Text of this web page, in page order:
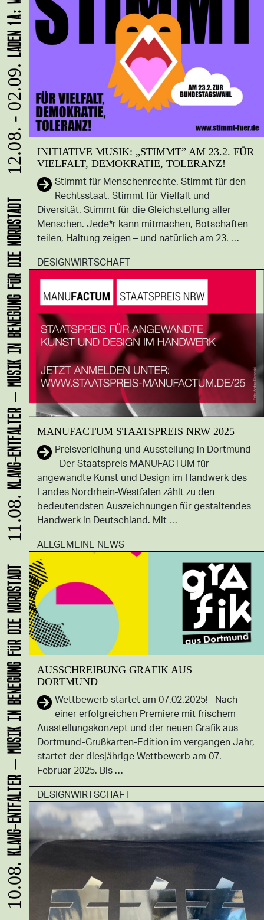
INITIATIVE MUSIK: „STIMMT” AM 23.2. FÜR
VIELFALT, DEMOKRATIE, TOLERANZ!
Stimmt für Menschenrechte. Stimmt für den
Rechtsstaat. Stimmt für Vielfalt und
Diversität. Stimmt für die Gleichstellung aller
Menschen. Jede*r kann mitmachen, Botschaften
teilen, Haltung zeigen – und natürlich am 23. …
DESIGNWIRTSCHAFT
MANUFACTUM STAATSPREIS NRW 2025
Preisverleihung und Ausstellung in Dortmund
Der Staatspreis MANUFACTUM für
angewandte Kunst und Design im Handwerk des
Landes Nordrhein-Westfalen zählt zu den
bedeutendsten Auszeichnungen für gestaltendes
Handwerk in Deutschland. Mit …
ALLGEMEINE NEWS
AUSSCHREIBUNG GRAFIK AUS
DORTMUND
Wettbewerb startet am 07.02.2025! Nach
einer erfolgreichen Premiere mit frischem
Ausstellungskonzept und der neuen Grafik aus
Dortmund-Grußkarten-Edition im vergangen Jahr,
startet der diesjährige Wettbewerb am 07.
Februar 2025. Bis …
DESIGNWIRTSCHAFT
10.08.
KLANG-ENTFALTER – MUSIK IN BEWEGUNG FÜR DIE NORDSTADT
11.08.
KLANG-ENTFALTER – MUSIK IN BEWEGUNG FÜR DIE NORDSTADT
12.08. - 02.09.